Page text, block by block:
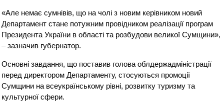
«Але немає сумнівів, що на чолі з новим керівником новий
Департамент стане потужним провідником реалізації програм
Президента України в області та розбудови великої Сумщини»,
– зазначив губернатор.
Основні завдання, що поставив голова облдержадміністрації
перед директором Департаменту, стосуються промоції
Сумщини на всеукраїнському рівні, розвитку туризму та
культурної сфери.